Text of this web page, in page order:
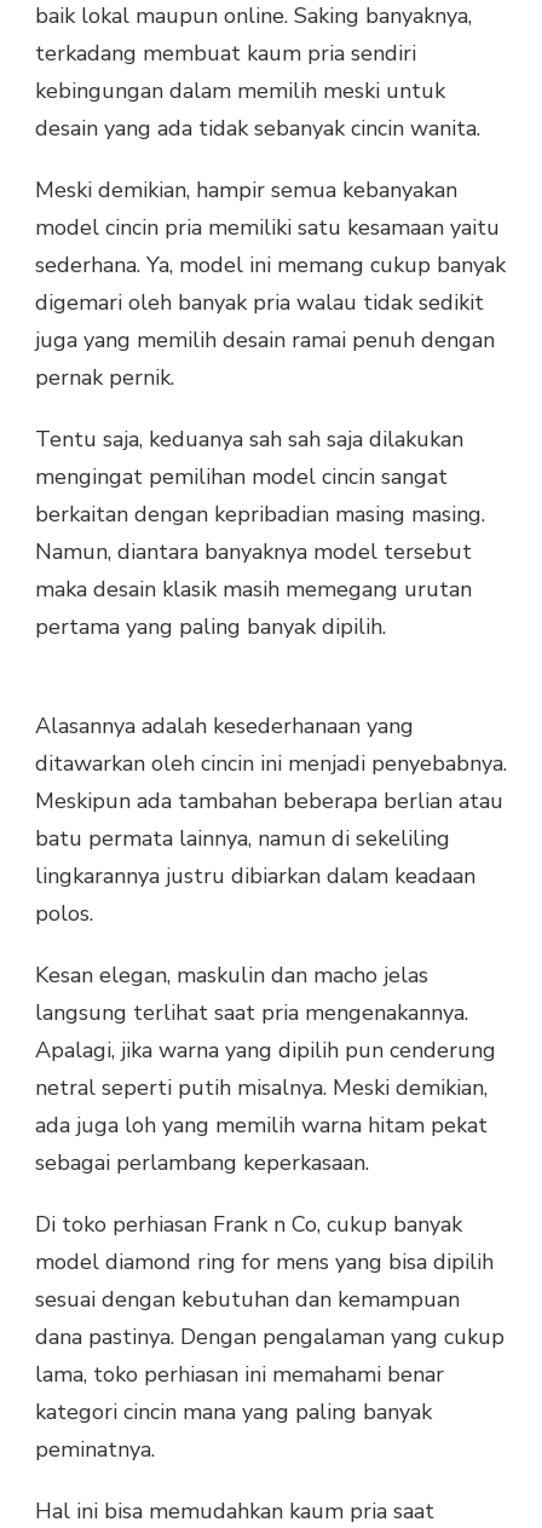
baik lokal maupun online. Saking banyaknya,
terkadang membuat kaum pria sendiri
kebingungan dalam memilih meski untuk
desain yang ada tidak sebanyak cincin wanita.
Meski demikian, hampir semua kebanyakan
model cincin pria memiliki satu kesamaan yaitu
sederhana. Ya, model ini memang cukup banyak
digemari oleh banyak pria walau tidak sedikit
juga yang memilih desain ramai penuh dengan
pernak pernik.
Tentu saja, keduanya sah sah saja dilakukan
mengingat pemilihan model cincin sangat
berkaitan dengan kepribadian masing masing.
Namun, diantara banyaknya model tersebut
maka desain klasik masih memegang urutan
pertama yang paling banyak dipilih.
Alasannya adalah kesederhanaan yang
ditawarkan oleh cincin ini menjadi penyebabnya.
Meskipun ada tambahan beberapa berlian atau
batu permata lainnya, namun di sekeliling
lingkarannya justru dibiarkan dalam keadaan
polos.
Kesan elegan, maskulin dan macho jelas
langsung terlihat saat pria mengenakannya.
Apalagi, jika warna yang dipilih pun cenderung
netral seperti putih misalnya. Meski demikian,
ada juga loh yang memilih warna hitam pekat
sebagai perlambang keperkasaan.
Di toko perhiasan Frank n Co, cukup banyak
model diamond ring for mens yang bisa dipilih
sesuai dengan kebutuhan dan kemampuan
dana pastinya. Dengan pengalaman yang cukup
lama, toko perhiasan ini memahami benar
kategori cincin mana yang paling banyak
peminatnya.
Hal ini bisa memudahkan kaum pria saat